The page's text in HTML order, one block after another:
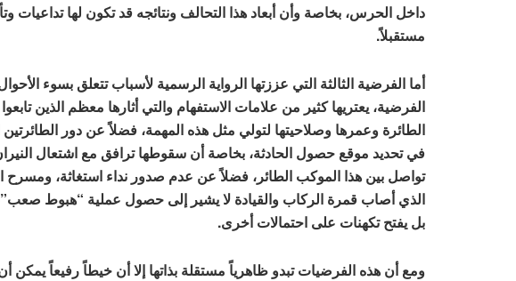
داخل الحرس، بخاصة وأن أبعاد هذا التحالف ونتائجه قد تكون لها تداعيات
مستقبلاً.
أما الفرضية الثالثة التي عززتها الرواية الرسمية لأسباب تتعلق بسوء
الفرضية، يعتريها كثير من علامات الاستفهام والتي أثارها معظم الذين
الطائرة وعمرها وصلاحيتها لتولي مثل هذه المهمة، فضلاً عن دور الطائرتين
في تحديد موقع حصول الحادثة، بخاصة أن سقوطها ترافق مع اشتعال
تواصل بين هذا الموكب الطائر، فضلاً عن عدم صدور نداء استغاثة، ومسرح
الذي أصاب قمرة الركاب والقيادة لا يشير إلى حصول عملية “هبوط
بل يفتح تكهنات على احتمالات أخرى.
ومع أن هذه الفرضيات تبدو ظاهرياً مستقلة بذاتها إلا أن خيطاً رفيعاً يمكن